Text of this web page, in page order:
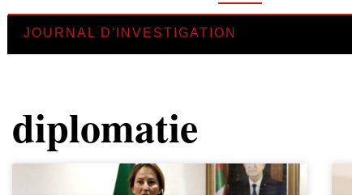
JOURNAL D'INVESTIGATION
diplomatie